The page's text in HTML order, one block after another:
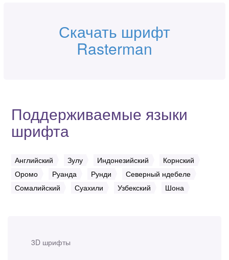
3D шрифты
Скачать шрифт
Rasterman
Поддерживаемые языки
шрифта
Английский Зулу Индонезийский
Корнский
Оромо
Руанда Рунди
Северный ндебеле
Сомалийский
Суахили Узбекский Шона